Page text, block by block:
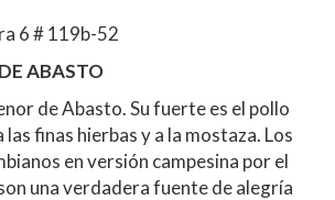
6 # 119b-52
ABASTO
de Abasto. Su fuerte es el pollo
finas hierbas y a la mostaza. Los
en versión campesina por el
una verdadera fuente de alegría